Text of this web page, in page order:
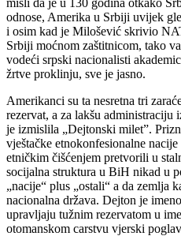
odnose, Amerika u Srbiji uvijek
i osim kad je Milošević skrivio
Srbiji moćnom zaštitnicom, tako
vodeći srpski nacionalisti
žrtve proklinju, sve je jasno.
Amerikanci su ta nesretna tri
rezervat, a za lakšu administraciju
je izmislila „Dejtonski milet”.
vještačke etnokonfesionalne
etničkim čišćenjem pretvorili u
socijalna struktura u BiH nikad u
„nacije“ plus „ostali“ a da zemlja
nacionalna država. Dejton je
upravljaju tužnim rezervatom u
otomanskom carstvu vjerski